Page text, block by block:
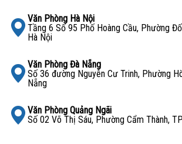
Văn Phòng Hà Nội
Tầng 6 Số 95 Phố Hoàng Cầu, Phường
Hà Nội
Văn Phòng Đà Nẵng
Số 36 đường Nguyễn Cư Trinh, Phường
Nẵng
Văn Phòng Quảng Ngãi
Số 02 Võ Thị Sáu, Phường Cẩm Thành,